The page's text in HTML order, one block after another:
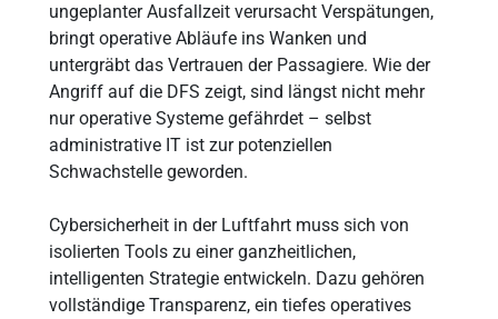
ungeplanter Ausfallzeit verursacht Verspätungen,
bringt operative Abläufe ins Wanken und
untergräbt das Vertrauen der Passagiere. Wie der
Angriff auf die DFS zeigt, sind längst nicht mehr
nur operative Systeme gefährdet – selbst
administrative IT ist zur potenziellen
Schwachstelle geworden.
Cybersicherheit in der Luftfahrt muss sich von
isolierten Tools zu einer ganzheitlichen,
intelligenten Strategie entwickeln. Dazu gehören
vollständige Transparenz, ein tiefes operatives